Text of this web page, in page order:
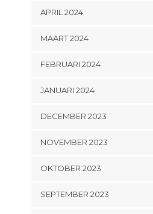
APRIL 2024
MAART 2024
FEBRUARI 2024
JANUARI 2024
DECEMBER 2023
NOVEMBER 2023
OKTOBER 2023
SEPTEMBER 2023